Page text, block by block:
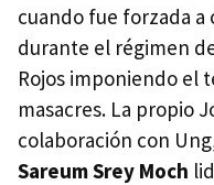
cuando fue forzada
durante el régimen
Rojos imponiendo el
masacres. La propio
colaboración con
Sareum Srey Moch